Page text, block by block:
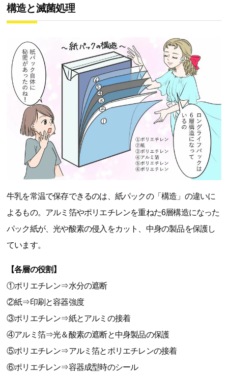
構造と滅菌処理
牛乳を常温で保存できるのは、紙パックの「構造」の違いに
よるもの。アルミ箔やポリエチレンを重ねた6層構造になった
パック紙が、光や酸素の侵入をカット、中身の製品を保護し
ています。
【各層の役割】
①ポリエチレン⇒水分の遮断
②紙⇒印刷と容器強度
③ポリエチレン⇒紙とアルミの接着
④アルミ箔⇒光＆酸素の遮断と中身製品の保護
⑤ポリエチレン⇒アルミ箔とポリエチレンの接着
⑥ポリエチレン⇒容器成型時のシール